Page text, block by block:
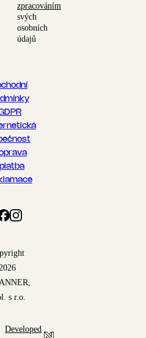
zpracováním
svých
osobních
údajů
s r.o.
Developed